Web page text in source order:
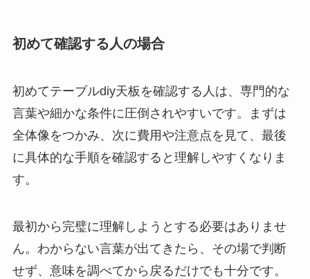
初めて確認する人の場合
初めてテーブルdiy天板を確認する人は、専門的な
言葉や細かな条件に圧倒されやすいです。まずは
全体像をつかみ、次に費用や注意点を見て、最後
に具体的な手順を確認すると理解しやすくなりま
す。
最初から完璧に理解しようとする必要はありませ
ん。わからない言葉が出てきたら、その場で判断
せず、意味を調べてから戻るだけでも十分です。